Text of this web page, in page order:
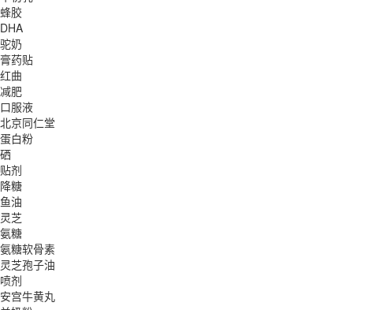
蜂胶
DHA
驼奶
膏药贴
红曲
减肥
口服液
北京同仁堂
蛋白粉
硒
贴剂
降糖
鱼油
灵芝
氨糖
氨糖软骨素
灵芝孢子油
喷剂
安宫牛黄丸